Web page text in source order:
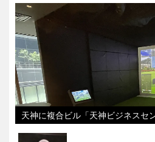
天神に複合ビル「天神ビジネスセ